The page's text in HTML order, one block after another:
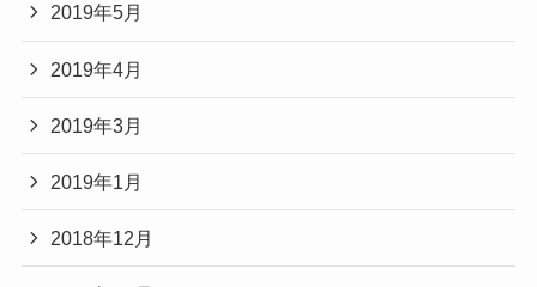
2019年5月
2019年4月
2019年3月
2019年1月
2018年12月